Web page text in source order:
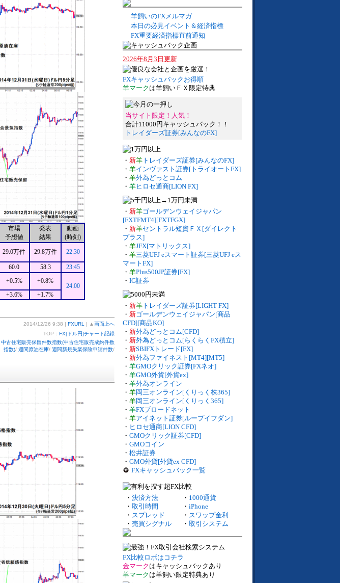
市場
予想値
発表
結果
動画
(時刻)
29.0万件 29.8万件 22:30
60.0 58.3
23:45
+0.5% +0.8%
24:00
+3.6% +1.7%
2014/12/26 9:38 | FXURL | ▲ 画面上へ
TOP： FX[ドル円]チャート記録
中古住宅販売保留件数指数(中古住宅販売成約件数
指数)/ 週間原油在庫/ 週間新規失業保険申請件数/
羊飼いのFXメルマガ
本日の必見イベント＆経済指標
FX重要経済指標直前通知
2026年8月3日更新
FXキャッシュバックお得順
羊マーク は羊飼いＦＸ限定特典
当サイト限定！人気！
合計11000円キャッシュバック！！
トレイダーズ証券[みんなのFX]
・ 新羊 トレイダーズ証券[みんなのFX]
・ 羊インヴァスト証券[トライオートFX]
・ 羊外為どっとコム
・ 羊ヒロセ通商[LION FX]
・ 新羊ゴールデンウェイジャパン
[FXTFMT4][FXTFGX]
・ 新羊セントラル短資ＦＸ[ダイレクト
プラス]
・ 羊JFX[マトリックス]
・ 羊三菱UFJ eスマート証券[三菱UFJ eス
マートFX]
・ 羊Plus500JP証券[FX]
・ IG証券
・ 新羊 トレイダーズ証券[LIGHT FX]
・ 新ゴールデンウェイジャパン[商品
CFD][商品KO]
・ 新外為どっとコム[CFD]
・ 新外為どっとコム[らくらくFX積立]
・ 新SBIFXトレード[FX]
・ 新外為ファイネスト[MT4][MT5]
・ 羊GMOクリック証券[FXネオ]
・ 羊GMO外貨[外貨ex]
・ 羊外為オンライン
・ 羊岡三オンライン[くりっく株365]
・ 羊岡三オンライン[くりっく365]
・ 羊FXブロードネット
・ 羊アイネット証券[ループイフダン]
・ ヒロセ通商[LION CFD]
・ GMOクリック証券[CFD]
・ GMOコイン
・ 松井証券
・ GMO外貨[外貨ex CFD]
FXキャッシュバック一覧
・ 決済方法 ・ 1000通貨
・ 取引時間 ・ iPhone
・ スプレッド ・ スワップ金利
・ 売買シグナル ・ 取引システム
FX比較ロボはコチラ
金マーク はキャッシュバックあり
羊マーク は羊飼い限定特典あり